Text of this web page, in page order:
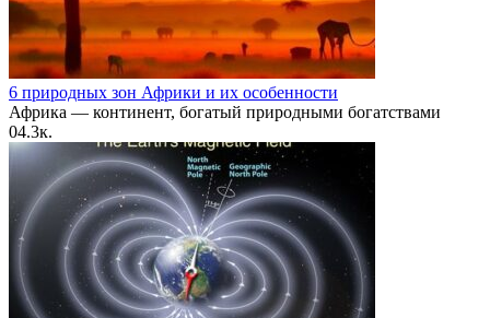
6 природных зон Африки и их особенности
Африка — континент, богатый природными богатствами
04.3к.